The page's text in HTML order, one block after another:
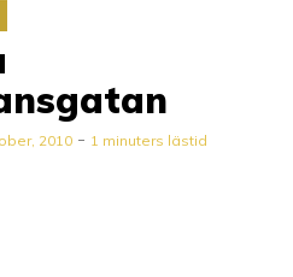
2010 1 minuters lästid